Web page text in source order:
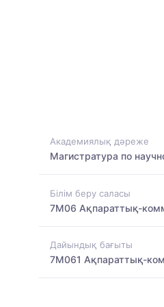
Академиялық дәреже
Магистратура по
Білім беру саласы
7M06 Ақпараттық-
Дайындық бағыты
7M061 Ақпараттық-